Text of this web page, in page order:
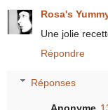
Rosa's
Une jolie
Répondre
Réponses
Anonyme